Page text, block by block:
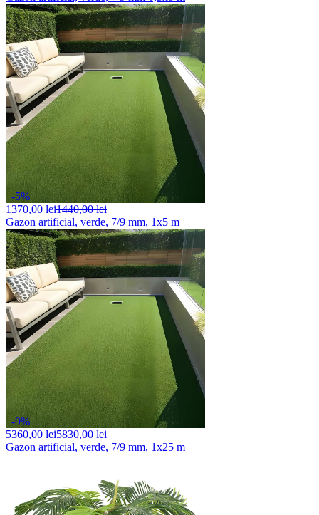
-5%
1370,00 lei1440,00 lei
Gazon artificial, verde, 7/9 mm, 1x5 m
-9%
5360,00 lei5830,00 lei
Gazon artificial, verde, 7/9 mm, 1x25 m